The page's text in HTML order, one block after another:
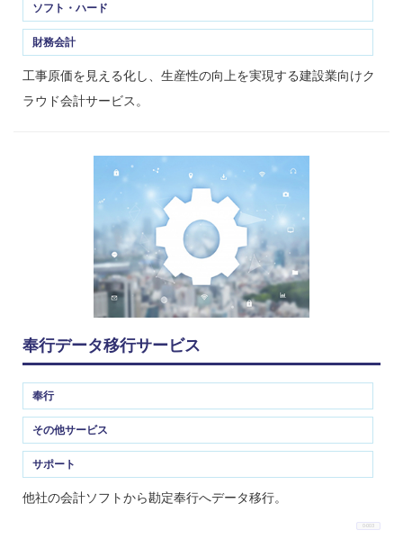
ソフト・ハード
財務会計
工事原価を見える化し、生産性の向上を実現する建設業向けク
ラウド会計サービス。
奉行データ移行サービス
奉行
その他サービス
サポート
他社の会計ソフトから勘定奉行へデータ移行。
O-003